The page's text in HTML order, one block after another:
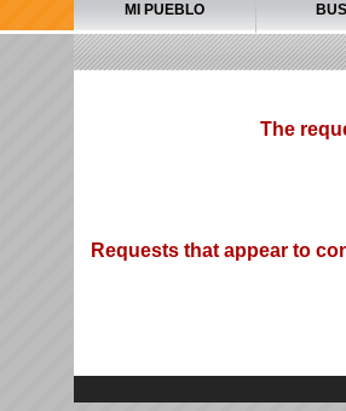
MI PUEBLO
The
Requests that appear to